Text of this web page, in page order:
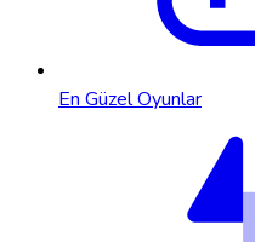
En Güzel Oyunlar